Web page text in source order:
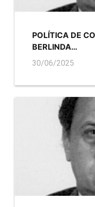
POLÍTICA DE
BERLINDA…
30/06/2025